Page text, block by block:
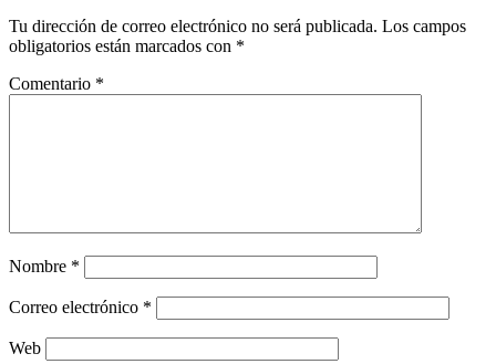
Tu dirección de correo electrónico no será publicada. Los campos
obligatorios están marcados con *
Comentario *
Nombre *
Correo electrónico *
Web